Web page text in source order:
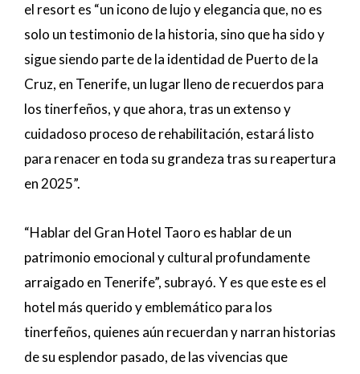
el resort es “un icono de lujo y elegancia que, no es
solo un testimonio de la historia, sino que ha sido y
sigue siendo parte de la identidad de Puerto de la
Cruz, en Tenerife, un lugar lleno de recuerdos para
los tinerfeños, y que ahora, tras un extenso y
cuidadoso proceso de rehabilitación, estará listo
para renacer en toda su grandeza tras su reapertura
en 2025”.
“Hablar del Gran Hotel Taoro es hablar de un
patrimonio emocional y cultural profundamente
arraigado en Tenerife”, subrayó. Y es que este es el
hotel más querido y emblemático para los
tinerfeños, quienes aún recuerdan y narran historias
de su esplendor pasado, de las vivencias que